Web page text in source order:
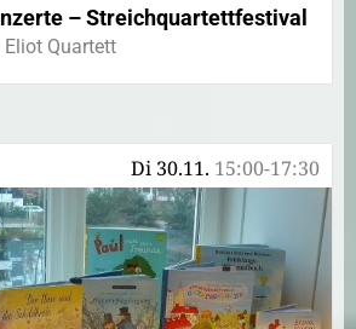
– Streichquartettfestival
Quartett
Di 30.11. 15:00-17:30